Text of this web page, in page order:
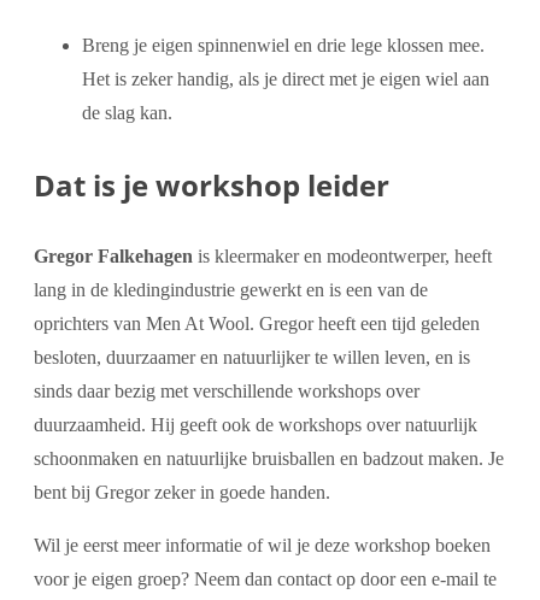
Breng je eigen spinnenwiel en drie lege klossen mee.
Het is zeker handig, als je direct met je eigen wiel aan
de slag kan.
Dat is je workshop leider
Gregor Falkehagen is kleermaker en modeontwerper, heeft
lang in de kledingindustrie gewerkt en is een van de
oprichters van Men At Wool. Gregor heeft een tijd geleden
besloten, duurzaamer en natuurlijker te willen leven, en is
sinds daar bezig met verschillende workshops over
duurzaamheid. Hij geeft ook de workshops over natuurlijk
schoonmaken en natuurlijke bruisballen en badzout maken. Je
bent bij Gregor zeker in goede handen.
Wil je eerst meer informatie of wil je deze workshop boeken
voor je eigen groep? Neem dan contact op door een e-mail te